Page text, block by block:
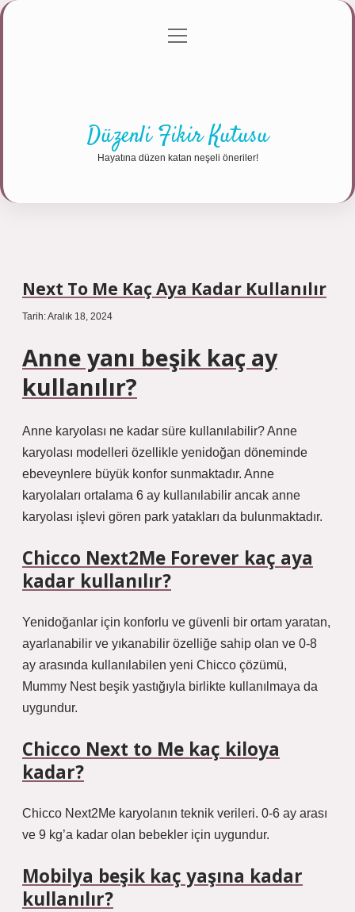
Gizlilik Politikası
menüyü
Düzenli Fikir Kutusu
Hayatına düzen katan neşeli öneriler!
Next To Me Kaç Aya Kadar Kullanılır
Tarih: Aralık 18, 2024
Anne yanı beşik kaç ay
kullanılır?
Anne karyolası ne kadar süre kullanılabilir? Anne
karyolası modelleri özellikle yenidoğan döneminde
ebeveynlere büyük konfor sunmaktadır. Anne
karyolaları ortalama 6 ay kullanılabilir ancak anne
karyolası işlevi gören park yatakları da bulunmaktadır.
Chicco Next2Me Forever kaç aya
kadar kullanılır?
Yenidoğanlar için konforlu ve güvenli bir ortam yaratan,
ayarlanabilir ve yıkanabilir özelliğe sahip olan ve 0-8
ay arasında kullanılabilen yeni Chicco çözümü,
Mummy Nest beşik yastığıyla birlikte kullanılmaya da
uygundur.
Chicco Next to Me kaç kiloya
kadar?
Chicco Next2Me karyolanın teknik verileri. 0-6 ay arası
ve 9 kg’a kadar olan bebekler için uygundur.
Mobilya beşik kaç yaşına kadar
kullanılır?